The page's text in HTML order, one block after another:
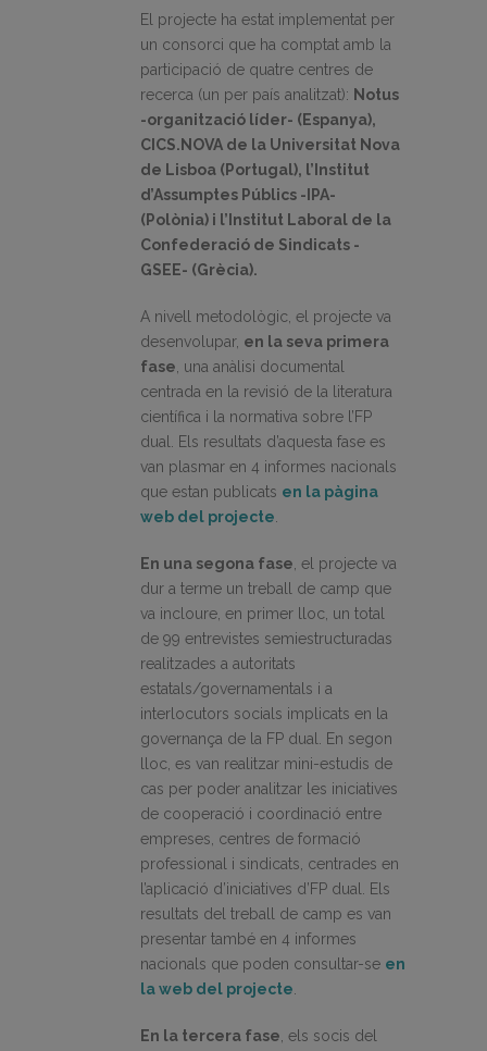
El projecte ha estat implementat per
un consorci que ha comptat amb la
participació de quatre centres de
recerca (un per país analitzat): Notus
-organització líder- (Espanya),
CICS.NOVA de la Universitat Nova
de Lisboa (Portugal), l’Institut
d’Assumptes Públics -IPA-
(Polònia) i l’Institut Laboral de la
Confederació de Sindicats -
GSEE- (Grècia).
A nivell metodològic, el projecte va
desenvolupar, en la seva primera
fase, una anàlisi documental
centrada en la revisió de la literatura
científica i la normativa sobre l’FP
dual. Els resultats d’aquesta fase es
van plasmar en 4 informes nacionals
que estan publicats en la pàgina
web del projecte.
En una segona fase, el projecte va
dur a terme un treball de camp que
va incloure, en primer lloc, un total
de 99 entrevistes semiestructuradas
realitzades a autoritats
estatals/governamentals i a
interlocutors socials implicats en la
governança de la FP dual. En segon
lloc, es van realitzar mini-estudis de
cas per poder analitzar les iniciatives
de cooperació i coordinació entre
empreses, centres de formació
professional i sindicats, centrades en
l’aplicació d’iniciatives d’FP dual. Els
resultats del treball de camp es van
presentar també en 4 informes
nacionals que poden consultar-se en
la web del projecte.
En la tercera fase, els socis del